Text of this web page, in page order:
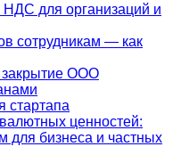
для организаций и
сотрудникам — как
закрытие ООО
стартапа
ценностей:
для бизнеса и частных